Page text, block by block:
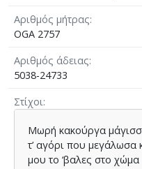
Αριθμός μήτρας
OGA 2757
Αριθμός άδειας
5038-24733
Στίχοι
Μωρή κακούργα
τ’ αγόρι που
µου το ‘βαλες στο χώµα